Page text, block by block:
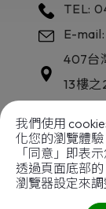
TEL:
E-
407台
13樓之
以
我們使用
化您的瀏覽體
「同意」即表
透過頁面底部
瀏覽器設定來調